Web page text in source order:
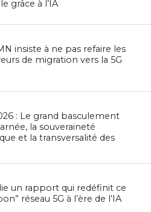
grâce à l’IA
insiste à ne pas refaire les
de migration vers la 5G
: Le grand basculement
la souveraineté
et la transversalité des
un rapport qui redéfinit ce
réseau 5G à l’ère de l’IA